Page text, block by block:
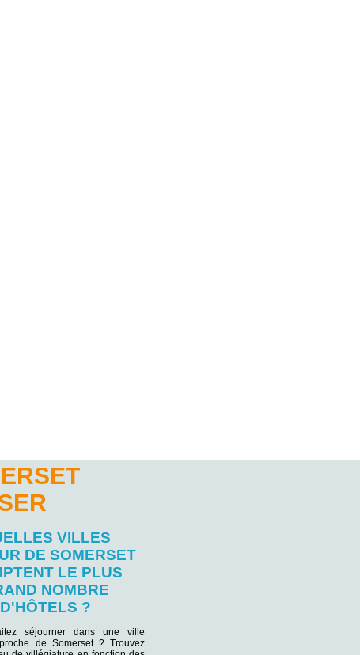
VILLES
DE SOMERSET
LE PLUS
NOMBRE
D'HÔTELS ?
séjourner dans une ville
de Somerset ? Trouvez